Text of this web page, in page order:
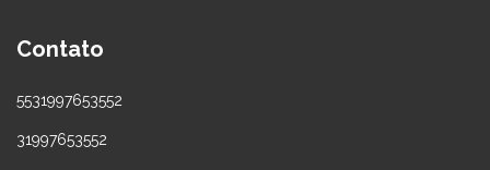
Contato
5531997653552
31997653552